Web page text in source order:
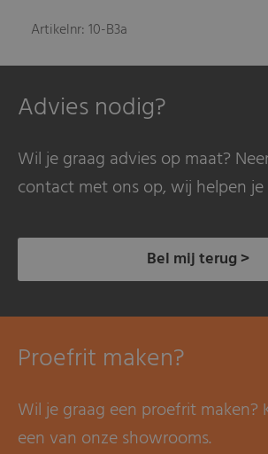
Artikelnr: 10-B3a
Advies nodig?
Wil je graag advies op maat?
contact met ons op, wij helpen je
Bel mij terug >
Proefrit maken?
Wil je graag een proefrit maken?
een van onze showrooms.